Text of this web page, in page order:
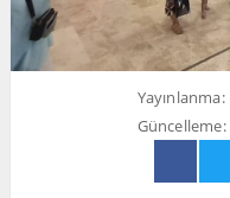
Yayınlanma:
Güncelleme: